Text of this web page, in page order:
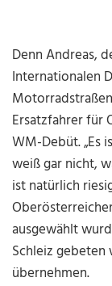
Denn Andreas,
Internationalen
Ersatzfahrer für
WM-Debüt. „Es
weiß gar nicht,
ist natürlich
ausgewählt
Schleiz
übernehmen.